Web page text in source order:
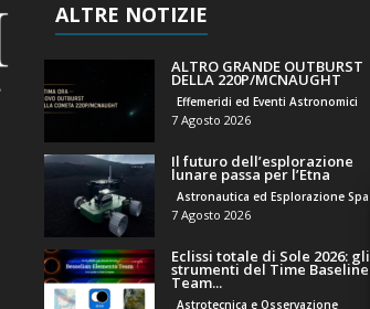
ALTRE NOTIZIE
ALTRO GRANDE OUTBURST
DELLA 220P/MCNAUGHT
Effemeridi ed Eventi Astronomici
7 Agosto 2026
Il futuro dell’esplorazione
lunare passa per l’Etna
7 Agosto 2026
Eclissi totale di Sole 2026: gli
strumenti del Time Baseline
Team...
Astrotecnica e Osservazione